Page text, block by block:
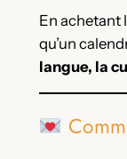
En achetant
qu’un
langue, la